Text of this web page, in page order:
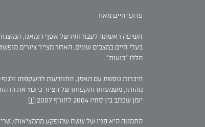
פרופ' חיים מאור
חשיפה ראשונה לעבודותיו של אסף רומאנו,
בעלי חיים במצבים שונים. האחר מצייר ציורים
הללו "בועות".
היכרות נוספת עם האמן, התוודעות להשקפתו
מהותו, משמעותו ותקפותו של הציור כיום? את
יומן שכתב בין סתיו 2004 לחורף 2007:
[1]
התמונה היא פניו של שטח שהופקע מהמציאות/